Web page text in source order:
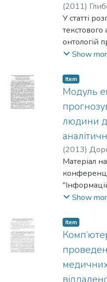
(2011)
Андрій ;
У статті
текстового
онтологій
збору та
інформації
Show
Item
Модуль
людини
(2013)
Єрмакова, І.
Матеріал
психіатрії,
Show
Item